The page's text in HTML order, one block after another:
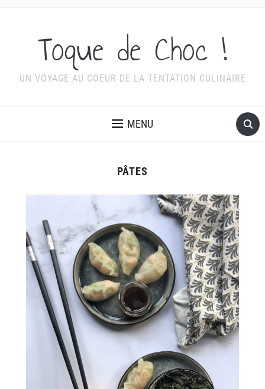
Toque de Choc !
UN VOYAGE AU COEUR DE LA TENTATION CULINAIRE
MENU
PÂTES